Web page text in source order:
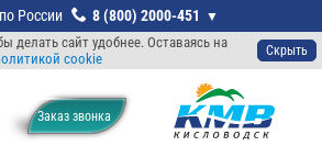
делать сайт удобнее. Оставаясь на
cookie Скрыть
Заказ звонкa
8 (800) 2000-451